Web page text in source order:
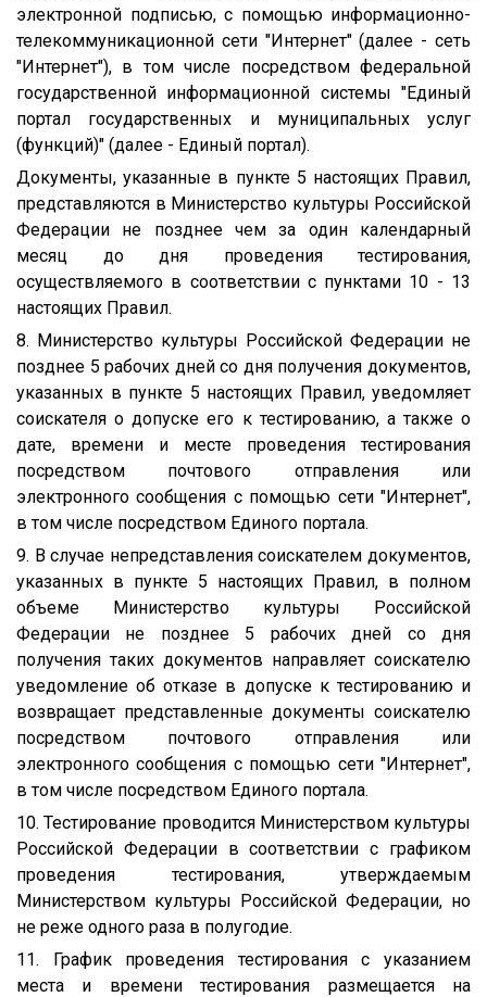
электронной подписью, с помощью информационно-
телекоммуникационной сети "Интернет" (далее - сеть
"Интернет"), в том числе посредством федеральной
государственной информационной системы "Единый
портал государственных и муниципальных услуг
(функций)" (далее - Единый портал).
Документы, указанные в пункте 5 настоящих Правил,
представляются в Министерство культуры Российской
Федерации не позднее чем за один календарный
месяц до дня проведения тестирования,
осуществляемого в соответствии с пунктами 10 - 13
настоящих Правил.
8. Министерство культуры Российской Федерации не
позднее 5 рабочих дней со дня получения документов,
указанных в пункте 5 настоящих Правил, уведомляет
соискателя о допуске его к тестированию, а также о
дате, времени и месте проведения тестирования
посредством почтового отправления или
электронного сообщения с помощью сети "Интернет",
в том числе посредством Единого портала.
9. В случае непредставления соискателем документов,
указанных в пункте 5 настоящих Правил, в полном
объеме Министерство культуры Российской
Федерации не позднее 5 рабочих дней со дня
получения таких документов направляет соискателю
уведомление об отказе в допуске к тестированию и
возвращает представленные документы соискателю
посредством почтового отправления или
электронного сообщения с помощью сети "Интернет",
в том числе посредством Единого портала.
10. Тестирование проводится Министерством культуры
Российской Федерации в соответствии с графиком
проведения тестирования, утверждаемым
Министерством культуры Российской Федерации, но
не реже одного раза в полугодие.
11. График проведения тестирования с указанием
места и времени тестирования размещается на